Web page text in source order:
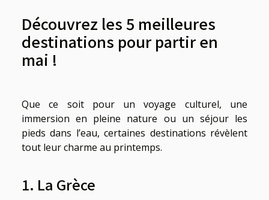
Découvrez les 5 meilleures
destinations pour partir en
mai !
Que ce soit pour un voyage culturel, une
immersion en pleine nature ou un séjour les
pieds dans l’eau, certaines destinations révèlent
tout leur charme au printemps.
1. La Grèce